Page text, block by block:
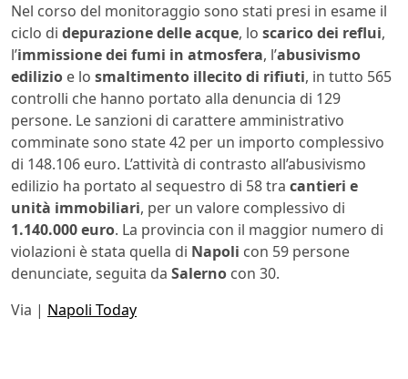
Nel corso del monitoraggio sono stati presi in esame il
ciclo di depurazione delle acque, lo scarico dei reflui,
l’immissione dei fumi in atmosfera, l’abusivismo
edilizio e lo smaltimento illecito di rifiuti, in tutto 565
controlli che hanno portato alla denuncia di 129
persone. Le sanzioni di carattere amministrativo
comminate sono state 42 per un importo complessivo
di 148.106 euro. L’attività di contrasto all’abusivismo
edilizio ha portato al sequestro di 58 tra cantieri e
unità immobiliari, per un valore complessivo di
1.140.000 euro. La provincia con il maggior numero di
violazioni è stata quella di Napoli con 59 persone
denunciate, seguita da Salerno con 30.
Via | Napoli Today